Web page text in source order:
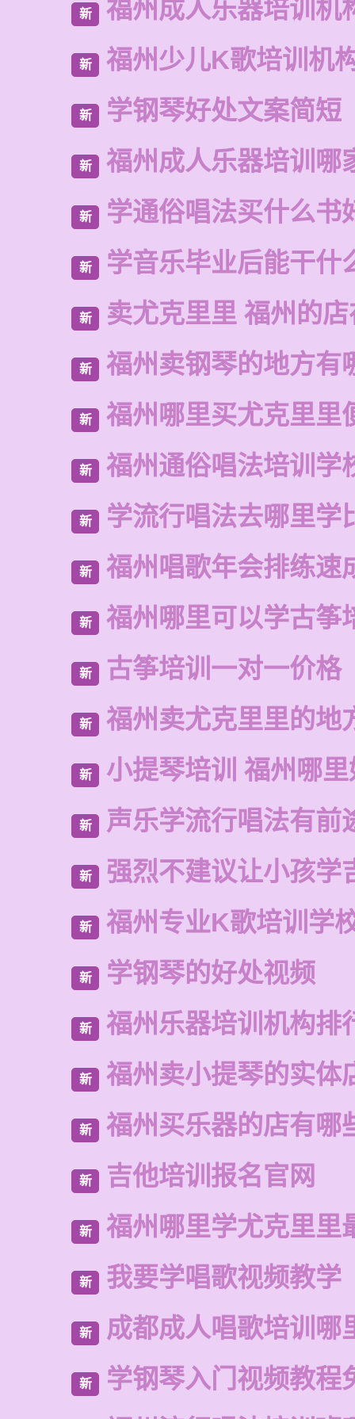
新 福州成人乐器培训机
新 福州少儿K歌培训机
新 学钢琴好处文案简短
新 福州成人乐器培训哪
新 学通俗唱法买什么书
新 学音乐毕业后能干什
新 卖尤克里里 福州的
新 福州卖钢琴的地方有
新 福州哪里买尤克里里
新 福州通俗唱法培训学
新 学流行唱法去哪里学
新 福州唱歌年会排练速
新 福州哪里可以学古筝
新 古筝培训一对一价格
新 福州卖尤克里里的地
新 小提琴培训 福州哪
新 声乐学流行唱法有前
新 强烈不建议让小孩学
新 福州专业K歌培训学
新 学钢琴的好处视频
新 福州乐器培训机构排
新 福州卖小提琴的实体
新 福州买乐器的店有哪
新 吉他培训报名官网
新 福州哪里学尤克里里
新 我要学唱歌视频教学
新 成都成人唱歌培训哪
新 学钢琴入门视频教程